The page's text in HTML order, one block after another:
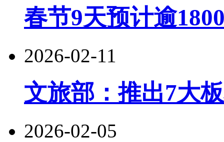
春节9天预计逾
2026-02-11
文旅部：推出7大
2026-02-05